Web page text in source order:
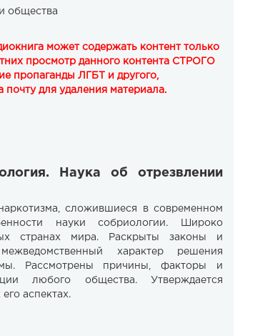
общества
может содержать контент только
просмотр данного контента СТРОГО
пропаганды ЛГБТ и другого,
для удаления материала.
Наука об отрезвлении
сложившиеся в современном
науки собриологии. Широко
странах мира. Раскрыты законы и
характер решения
Рассмотрены причины, факторы и
любого общества. Утверждается
аспектах.